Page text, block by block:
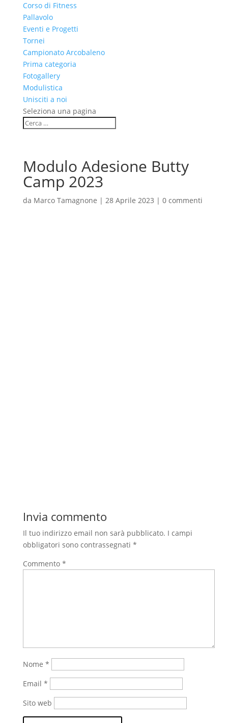
Corso di Fitness
Pallavolo
Eventi e Progetti
Tornei
Campionato Arcobaleno
Prima categoria
Fotogallery
Modulistica
Unisciti a noi
Seleziona una pagina
Modulo Adesione Butty
Camp 2023
da Marco Tamagnone | 28 Aprile 2023 | 0 commenti
Invia commento
Il tuo indirizzo email non sarà pubblicato. I campi
obbligatori sono contrassegnati *
Commento *
Nome *
Email *
Sito web